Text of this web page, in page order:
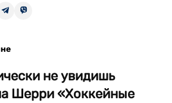
не увидишь
Шерри «Хоккейные